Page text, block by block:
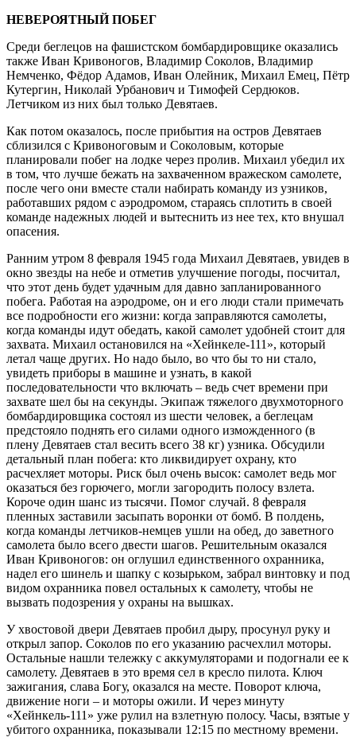
НЕВЕРОЯТНЫЙ ПОБЕГ
Среди беглецов на фашистском бомбардировщике оказались
также Иван Кривоногов, Владимир Соколов, Владимир
Немченко, Фёдор Адамов, Иван Олейник, Михаил Емец, Пётр
Кутергин, Николай Урбанович и Тимофей Сердюков.
Летчиком из них был только Девятаев.
Как потом оказалось, после прибытия на остров Девятаев
сблизился с Кривоноговым и Соколовым, которые
планировали побег на лодке через пролив. Михаил убедил их
в том, что лучше бежать на захваченном вражеском самолете,
после чего они вместе стали набирать команду из узников,
работавших рядом с аэродромом, стараясь сплотить в своей
команде надежных людей и вытеснить из нее тех, кто внушал
опасения.
Ранним утром 8 февраля 1945 года Михаил Девятаев, увидев в
окно звезды на небе и отметив улучшение погоды, посчитал,
что этот день будет удачным для давно запланированного
побега. Работая на аэродроме, он и его люди стали примечать
все подробности его жизни: когда заправляются самолеты,
когда команды идут обедать, какой самолет удобней стоит для
захвата. Михаил остановился на «Хейнкеле-111», который
летал чаще других. Но надо было, во что бы то ни стало,
увидеть приборы в машине и узнать, в какой
последовательности что включать – ведь счет времени при
захвате шел бы на секунды. Экипаж тяжелого двухмоторного
бомбардировщика состоял из шести человек, а беглецам
предстояло поднять его силами одного изможденного (в
плену Девятаев стал весить всего 38 кг) узника. Обсудили
детальный план побега: кто ликвидирует охрану, кто
расчехляет моторы. Риск был очень высок: самолет ведь мог
оказаться без горючего, могли загородить полосу взлета.
Короче один шанс из тысячи. Помог случай. 8 февраля
пленных заставили засыпать воронки от бомб. В полдень,
когда команды летчиков-немцев ушли на обед, до заветного
самолета было всего двести шагов. Решительным оказался
Иван Кривоногов: он оглушил единственного охранника,
надел его шинель и шапку с козырьком, забрал винтовку и под
видом охранника повел остальных к самолету, чтобы не
вызвать подозрения у охраны на вышках.
У хвостовой двери Девятаев пробил дыру, просунул руку и
открыл запор. Соколов по его указанию расчехлил моторы.
Остальные нашли тележку с аккумуляторами и подогнали ее к
самолету. Девятаев в это время сел в кресло пилота. Ключ
зажигания, слава Богу, оказался на месте. Поворот ключа,
движение ноги – и моторы ожили. И через минуту
«Хейнкель-111» уже рулил на взлетную полосу. Часы, взятые у
убитого охранника, показывали 12:15 по местному времени.